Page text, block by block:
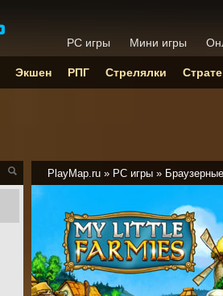
PlayMap.ru » PC игры » Браузерные
PC игры Мини игры
Экшен РПГ Стрелялки